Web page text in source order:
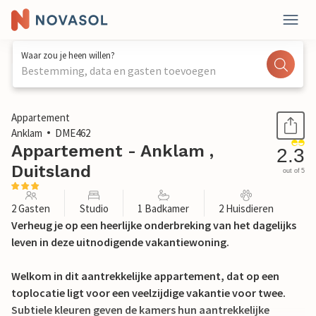
Waar zou je heen willen?
Bestemming, data en gasten toevoegen
1 / 13
Appartement
Anklam
DME462
Appartement - Anklam ,
Duitsland
2.3
out of 5
2 Gasten Studio 1 Badkamer 2 Huisdieren
Verheug je op een heerlijke onderbreking van het dagelijks
leven in deze uitnodigende vakantiewoning.
Welkom in dit aantrekkelijke appartement, dat op een
toplocatie ligt voor een veelzijdige vakantie voor twee.
Subtiele kleuren geven de kamers hun aantrekkelijke